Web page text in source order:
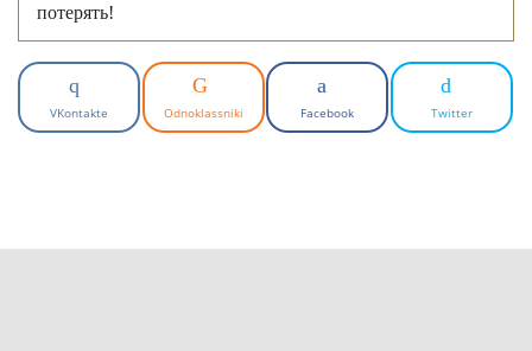
потерять!
VKontakte Odnoklassniki Facebook Twitter